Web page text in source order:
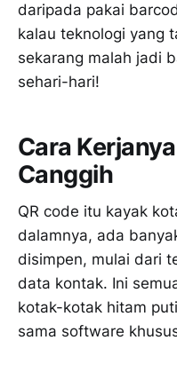
daripada pakai
kalau teknologi yang
sekarang malah jadi
sehari-hari!
Cara
Canggih
QR code itu kayak
dalamnya, ada
disimpen, mulai dari
data kontak. Ini
kotak-kotak hitam
sama software